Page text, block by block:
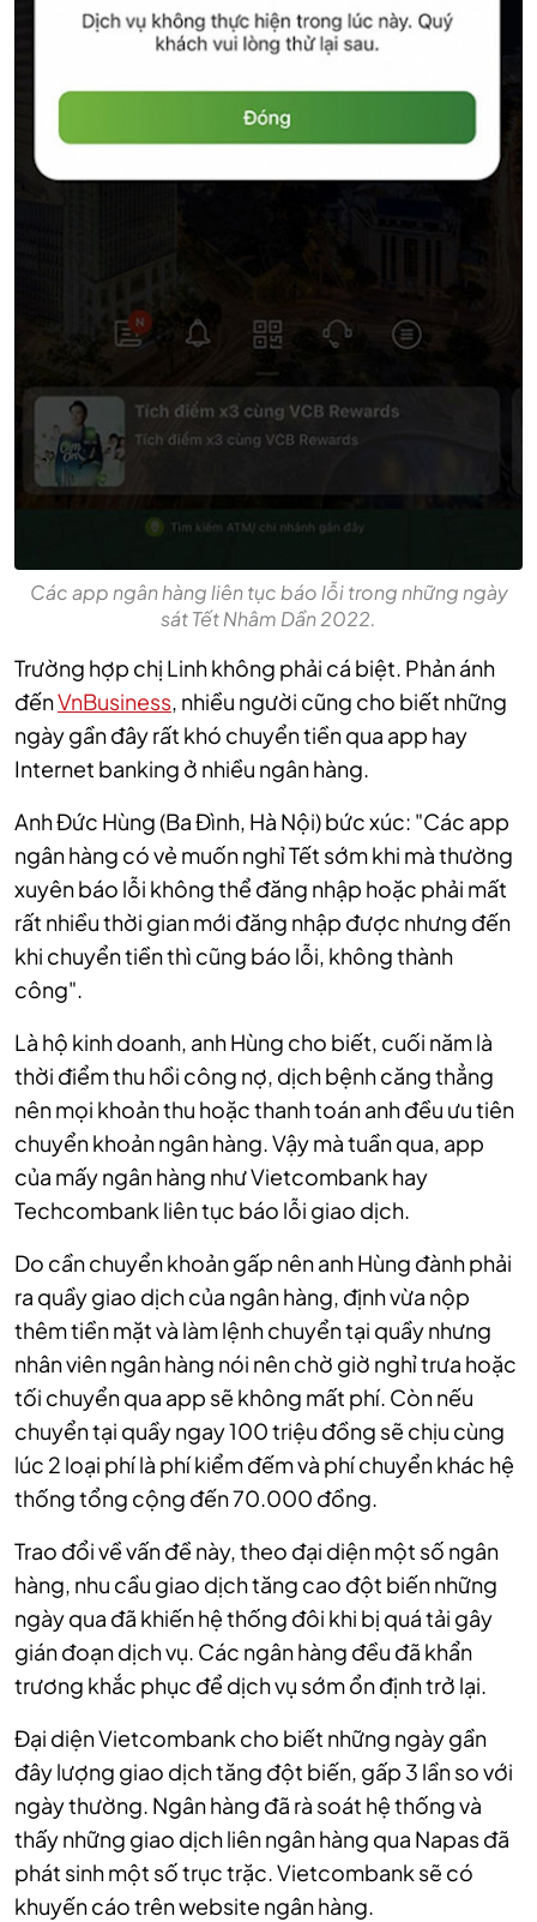
Các app ngân hàng liên tục báo lỗi trong những ngày
sát Tết Nhâm Dần 2022.
Trường hợp chị Linh không phải cá biệt. Phản ánh
đếnVnBusiness, nhiều người cũng cho biết những
ngày gần đây rất khó chuyển tiền qua app hay
Internet banking ở nhiều ngân hàng.
Anh Đức Hùng (Ba Đình, Hà Nội) bức xúc: "Các app
ngân hàng có vẻ muốn nghỉ Tết sớm khi mà thường
xuyên báo lỗi không thể đăng nhập hoặc phải mất
rất nhiều thời gian mới đăng nhập được nhưng đến
khi chuyển tiền thì cũng báo lỗi, không thành
công".
Là hộ kinh doanh, anh Hùng cho biết, cuối năm là
thời điểm thu hồi công nợ, dịch bệnh căng thẳng
nên mọi khoản thu hoặc thanh toán anh đều ưu tiên
chuyển khoản ngân hàng. Vậy mà tuần qua, app
của mấy ngân hàng như Vietcombank hay
Techcombank liên tục báo lỗi giao dịch.
Do cần chuyển khoản gấp nên anh Hùng đành phải
ra quầy giao dịch của ngân hàng, định vừa nộp
thêm tiền mặt và làm lệnh chuyển tại quầy nhưng
nhân viên ngân hàng nói nên chờ giờ nghỉ trưa hoặc
tối chuyển qua app sẽ không mất phí. Còn nếu
chuyển tại quầy ngay 100 triệu đồng sẽ chịu cùng
lúc 2 loại phí là phí kiểm đếm và phí chuyển khác hệ
thống tổng cộng đến 70.000 đồng.
Trao đổi về vấn đề này, theo đại diện một số ngân
hàng, nhu cầu giao dịch tăng cao đột biến những
ngày qua đã khiến hệ thống đôi khi bị quá tải gây
gián đoạn dịch vụ. Các ngân hàng đều đã khẩn
trương khắc phục để dịch vụ sớm ổn định trở lại.
Đại diện Vietcombank cho biết những ngày gần
đây lượng giao dịch tăng đột biến, gấp 3 lần so với
ngày thường. Ngân hàng đã rà soát hệ thống và
thấy những giao dịch liên ngân hàng qua Napas đã
phát sinh một số trục trặc. Vietcombank sẽ có
khuyến cáo trên website ngân hàng.